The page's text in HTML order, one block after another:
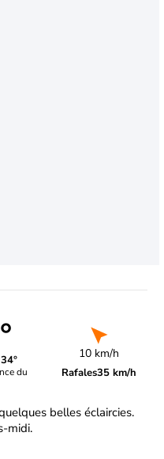
du
10 km/h
Rafales35 km/h
belles éclaircies.
midi.